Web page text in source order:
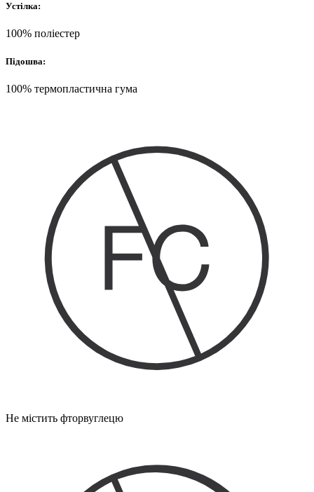
Устілка:
100% поліестер
Підошва:
100% термопластична гума
Не містить фторвуглецю